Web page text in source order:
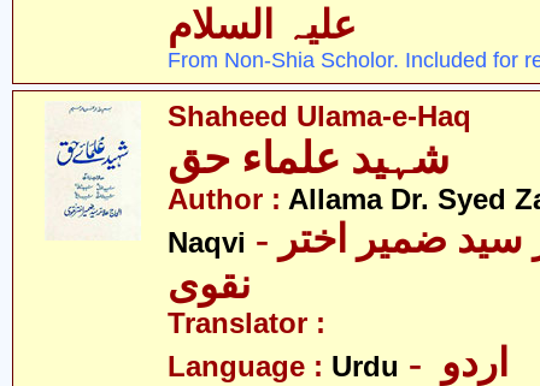
علیہ السلام
From Non-Shia Scholor. Included for
Shaheed Ulama-e-Haq
Author : Allama Dr. Syed
Naqvi - علامہ ڈاکٹر سید ضمیر اختر
نقوی
Translator :
Language : Urdu